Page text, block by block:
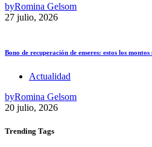
byRomina Gelsom
27 julio, 2026
Bono de recuperación de enseres: estos los
Actualidad
byRomina Gelsom
20 julio, 2026
Trending Tags